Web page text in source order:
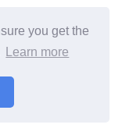
you get the
Learn more